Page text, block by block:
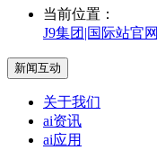
当前位置：
J9集团|国际站官网
新闻互动
关于我们
ai资讯
ai应用